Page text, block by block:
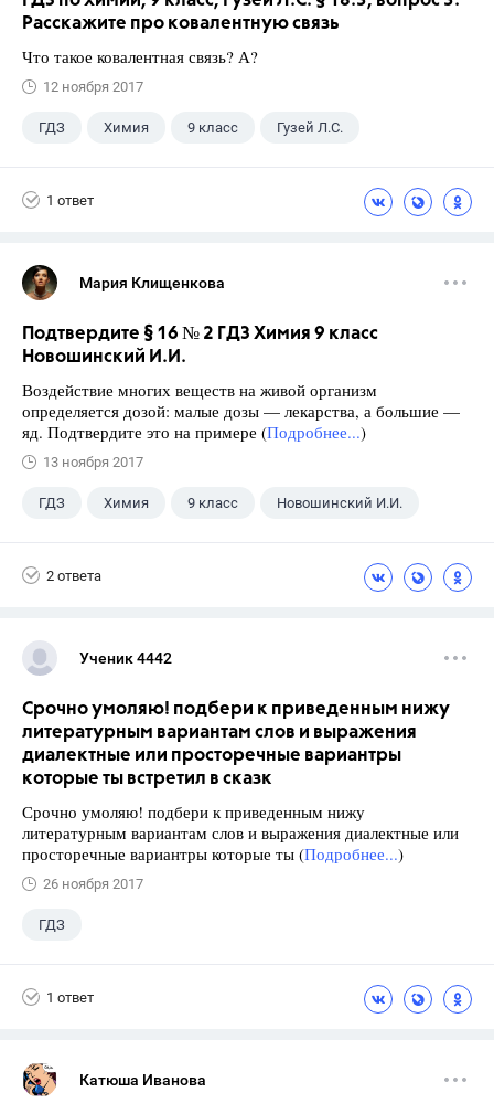
Расскажите про ковалентную связь
Что такое ковалентная связь? А?
12 ноября 2017
ГДЗ Химия 9 класс Гузей Л.С.
1 ответ
Мария Клищенкова
Подтвердите § 16 № 2 ГДЗ Химия 9 класс
Новошинский И.И.
Воздействие многих веществ на живой организм
определяется дозой: малые дозы — лекарства, а большие —
яд. Подтвердите это на примере (Подробнее...)
13 ноября 2017
ГДЗ Химия 9 класс Новошинский И.И.
2 ответа
Ученик 4442
Срочно умоляю! подбери к приведенным нижу
литературным вариантам слов и выражения
диалектные или просторечные вариантры
которые ты встретил в сказк
Срочно умоляю! подбери к приведенным нижу
литературным вариантам слов и выражения диалектные или
просторечные вариантры которые ты (Подробнее...)
26 ноября 2017
ГДЗ
1 ответ
Катюша Иванова